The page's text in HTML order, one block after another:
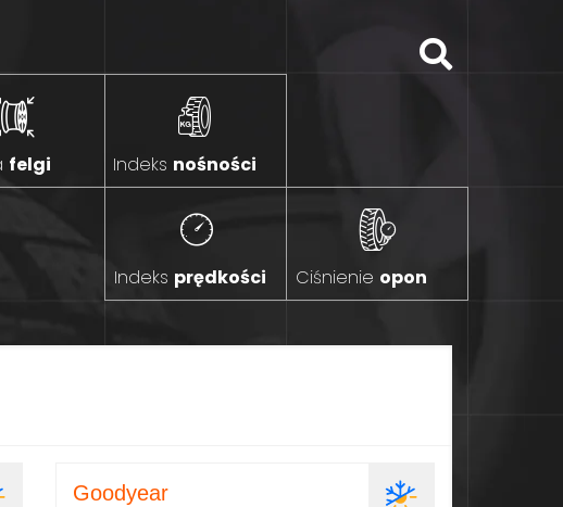
felgi Indeks nośności
Indeks prędkości Ciśnienie opon
Goodyear